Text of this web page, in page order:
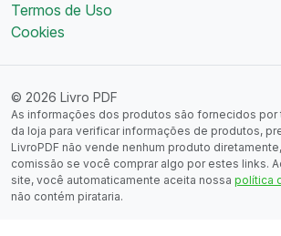
Termos de Uso
Cookies
© 2026 Livro PDF
As informações dos produtos são fornecidos por
da loja para verificar informações de produtos,
LivroPDF não vende nenhum produto
comissão se você comprar algo por estes links.
site, você automaticamente aceita nossa política
não contém pirataria.